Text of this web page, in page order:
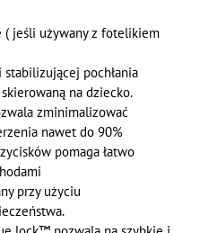
( jeśli używany z fotelikiem
pochłania
na dziecko.
zminimalizować
nawet do 90%
pomaga łatwo
przy użyciu